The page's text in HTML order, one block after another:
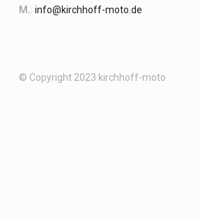
M.: info@kirchhoff-moto.de
© Copyright 2023 kirchhoff-moto